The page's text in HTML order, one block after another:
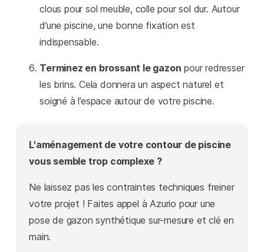
clous pour sol meuble, colle pour sol dur. Autour
d’une piscine, une bonne fixation est
indispensable.
Terminez en brossant le gazon pour redresser
les brins. Cela donnera un aspect naturel et
soigné à l’espace autour de votre piscine.
L'aménagement de votre contour de piscine
vous semble trop complexe ?
Ne laissez pas les contraintes techniques freiner
votre projet ! Faites appel à Azurio pour une
pose de gazon synthétique sur-mesure et clé en
main.